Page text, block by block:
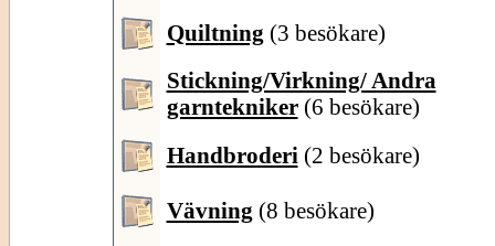
Quiltning (3 besökare)
Stickning/Virkning/ Andra
garntekniker (6 besökare)
Handbroderi (2 besökare)
Vävning (8 besökare)